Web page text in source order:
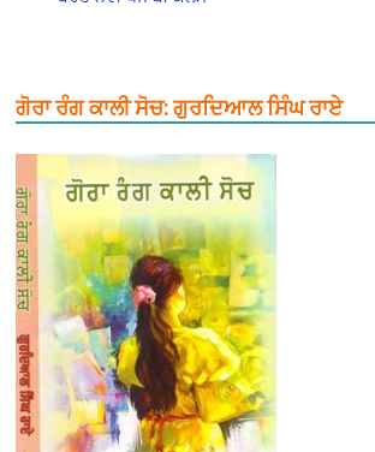
ਗੋਰਾ ਰੰਗ ਕਾਲੀ ਸੋਚ: ਗੁਰਦਿਆਲ ਸਿੰਘ ਰਾਏ